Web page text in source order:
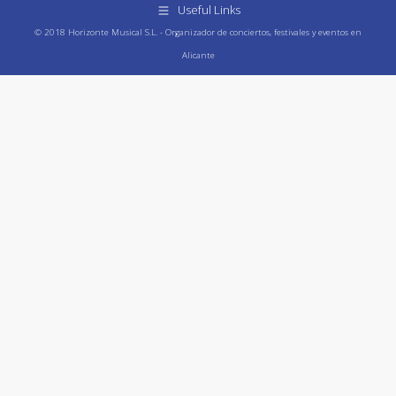
Useful Links
© 2018 Horizonte Musical S.L. - Organizador de conciertos, festivales y eventos en
Alicante